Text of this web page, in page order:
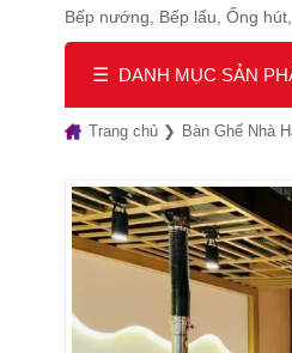
Bếp nướng, Bếp lẩu, Ống hút,
☰ DANH MỤC SẢN
Trang chủ Bàn Ghế Nhà